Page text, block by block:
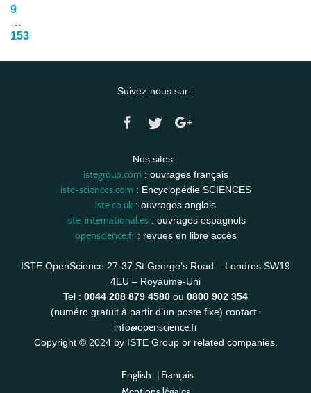
9
…
153
Suivez-nous sur :
Nos sites :
istegroup.com: ouvrages français
iste-sciences.com: Encyclopédie SCIENCES
iste.co.uk : ouvrages anglais
iste-international.es: ouvrages espagnols
openscience.fr: revues en libre accès
ISTE OpenScience 27-37 St George’s Road – Londres SW19
4EU – Royaume-Uni
Tel : 0044 208 879 4580 ou 0800 902 354
(numéro gratuit à partir d’un poste fixe) contact :
info@openscience.fr
Copyright © 2024 by ISTE Group or related companies.
English | Français